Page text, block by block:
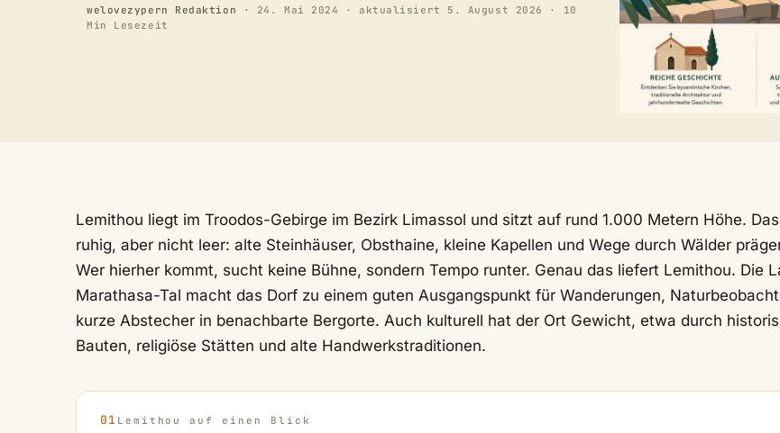
welovezypern Redaktion · 24. Mai 2024 · aktualisiert 5. August 2026
· 10
Min Lesezeit
Lemithou liegt im Troodos-Gebirge im Bezirk Limassol und sitzt auf rund 1.000 Metern Höhe.
ruhig, aber nicht leer: alte Steinhäuser, Obsthaine, kleine Kapellen und Wege durch Wälder
Wer hierher kommt, sucht keine Bühne, sondern Tempo runter. Genau das liefert Lemithou. Die
Marathasa-Tal macht das Dorf zu einem guten Ausgangspunkt für Wanderungen,
kurze Abstecher in benachbarte Bergorte. Auch kulturell hat der Ort Gewicht, etwa durch
Bauten, religiöse Stätten und alte Handwerkstraditionen.
Lemithou auf einen Blick